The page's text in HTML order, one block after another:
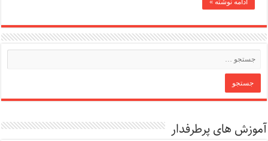
آموزش های پرطرفدار